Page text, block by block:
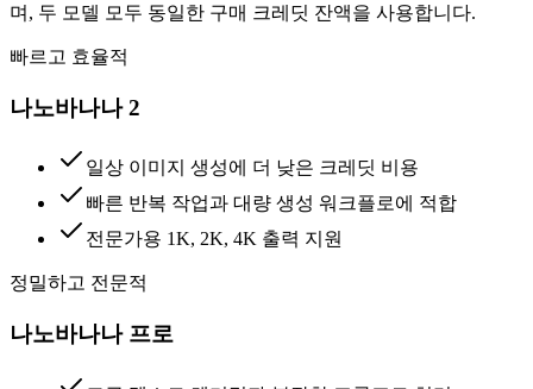
며, 두 모델 모두 동일한 구매 크레딧 잔액을 사용합니다.
빠르고 효율적
나노바나나 2
일상 이미지 생성에 더 낮은 크레딧 비용
빠른 반복 작업과 대량 생성 워크플로에 적합
전문가용 1K, 2K, 4K 출력 지원
정밀하고 전문적
나노바나나 프로